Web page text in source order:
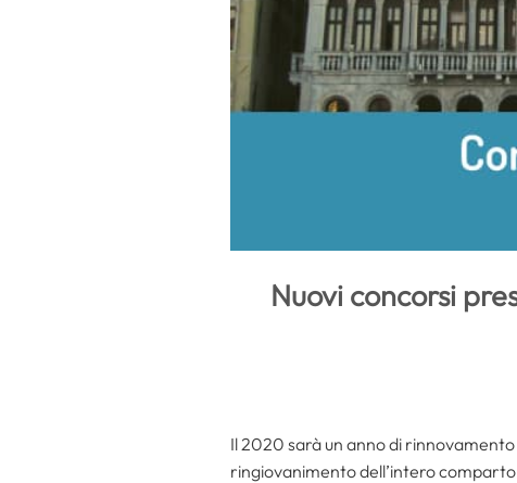
Nuovi concorsi
Il 2020 sarà un anno di
ringiovanimento dell’intero